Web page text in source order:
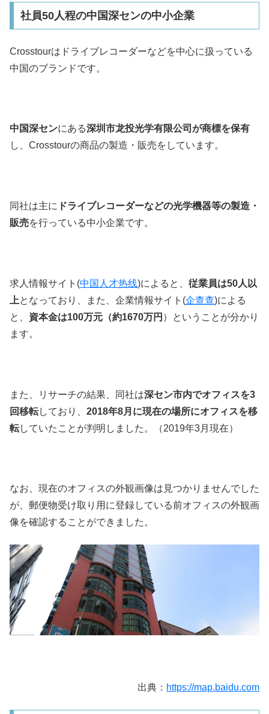
社員50人程の中国深センの中小企業
Crosstourはドライブレコーダーなどを中心に扱っている
中国のブランドです。
中国深センにある深圳市龙投光学有限公司が商標を保有
し、 Crosstourの商品の製造・販売をしています。
同社は主に ドライブレコーダーなどの光学機器等の製造・
販売を行っている中小企業です。
求人情報サイト (中国人才热线)によると、 従業員は50人以
上となっており、また、企業情報サイト (企查查)による
と、 資本金は100万元（約1670万円 ）ということが分かり
ます。
また、リサーチの結果、同社は深セン市内でオフィスを3
回移転しており、 2018年8月に現在の場所にオフィスを移
転していたことが判明しました。（2019年3月現在）
なお、現在のオフィスの外観画像は見つかりませんでした
が、郵便物受け取り用に登録している前オフィスの外観画
像を確認することができました。
出典： https://map.baidu.com